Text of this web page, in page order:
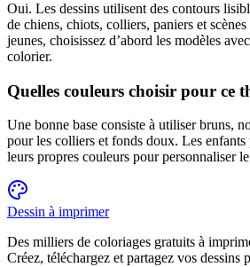
Oui. Les dessins utilisent des contours
de chiens, chiots, colliers, paniers et
jeunes, choisissez d’abord les modèles
colorier.
Quelles couleurs choisir pour ce
Une bonne base consiste à utiliser bruns,
pour les colliers et fonds doux. Les enfants
leurs propres couleurs pour personnaliser
Dessin à imprimer
Des milliers de coloriages gratuits à
Créez, téléchargez et partagez vos dessins